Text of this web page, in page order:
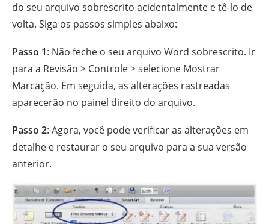
do seu arquivo sobrescrito acidentalmente e tê-lo de
volta. Siga os passos simples abaixo:
Passo 1: Não feche o seu arquivo Word sobrescrito. Ir
para a Revisão > Controle > selecione Mostrar
Marcação. Em seguida, as alterações rastreadas
aparecerão no painel direito do arquivo.
Passo 2: Agora, você pode verificar as alterações em
detalhe e restaurar o seu arquivo para a sua versão
anterior.